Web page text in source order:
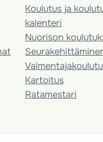
Koulutus ja
kalenteri
Nuorison
Kartoitus
Ratamestari